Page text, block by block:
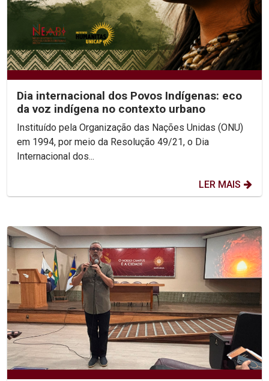
Dia internacional dos Povos Indígenas: eco
da voz indígena no contexto urbano
Instituído pela Organização das Nações Unidas (ONU)
em 1994, por meio da Resolução 49/21, o Dia
Internacional dos...
LER MAIS